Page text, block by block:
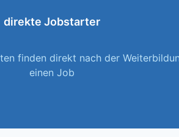
direkte Jobstarter
finden direkt nach der
einen Job